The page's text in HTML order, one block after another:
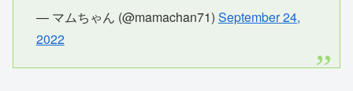
— マムちゃん (@mamachan71) September 24,
2022